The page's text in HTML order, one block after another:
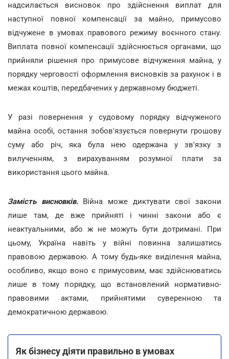
надсилається висновок про здійснення виплат для
наступної повної компенсації за майно, примусово
відчужене в умовах правового режиму воєнного стану.
Виплата повної компенсації здійснюється органами, що
прийняли рішення про примусове відчуження майна, у
порядку черговості оформлення висновків за рахунок і в
межах коштів, передбачених у державному бюджеті.
У разі повернення у судовому порядку відчуженого
майна особі, остання зобов'язується повернути грошову
суму або річ, яка була нею одержана у зв'язку з
вилученням, з вирахуванням розумної плати за
використання цього майна.
Замість висновків. Війна може диктувати свої закони
лише там, де вже прийняті і чинні закони або є
неактуальними, або ж не можуть бути дотримані. При
цьому, Україна навіть у війні повинна залишатись
правовою державою. А тому будь-яке виділення майна,
особливо, якщо воно є примусовим, має здійснюватись
лише в тому порядку, що встановлений нормативно-
правовими актами, прийнятими суверенною та
демократичною державою.
Як бізнесу діяти правильно в умовах